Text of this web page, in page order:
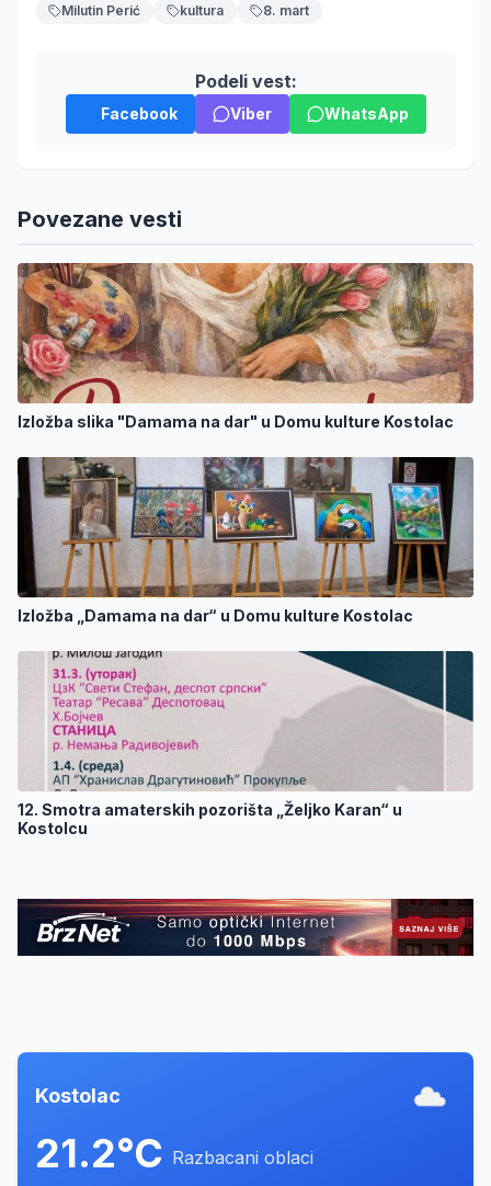
Milutin Perić kultura 8. mart
Podeli vest:
Facebook Viber WhatsApp
Povezane vesti
Izložba slika "Damama na dar" u Domu kulture Kostolac
Izložba „Damama na dar“ u Domu kulture Kostolac
12. Smotra amaterskih pozorišta „Željko Karan“ u
Kostolcu
Kostolac
21.2°C Razbacani oblaci